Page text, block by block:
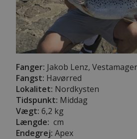
Fanger: Jakob Lenz, Vestamager
Fangst: Havørred
Lokalitet: Nordkysten
Tidspunkt: Middag
Vægt: 6,2 kg
Længde: cm
Endegrej: Apex